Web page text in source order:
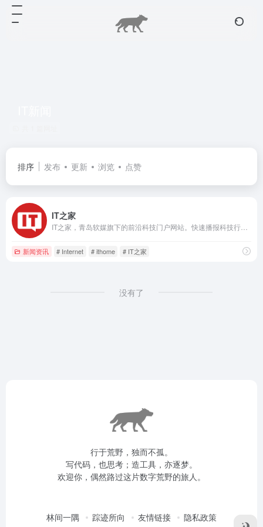
排序 发布 更新 浏览 点赞
IT之家
新闻资讯 # Internet # ithome # IT之家
没有了
行于荒野，独而不孤。
写代码，也思考；造工具，亦逐梦。
欢迎你，偶然路过这片数字荒野的旅人。
林间一隅 踪迹所向 友情链接 隐私政策